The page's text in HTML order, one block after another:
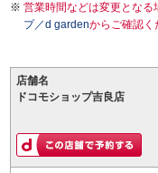
営業時間などは変更となる
プ／d gardenからご確認く
店舗名
ドコモショップ吉良店